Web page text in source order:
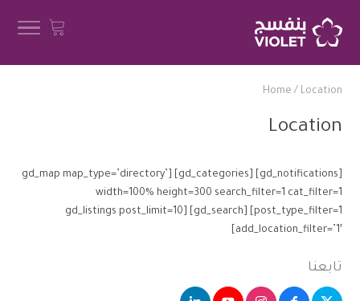
Home / Location
Location
[gd_notifications] [gd_categories] [gd_map map_type=’directory’
width=100% height=300 search_filter=1 cat_filter=1
post_type_filter=1] [gd_search] [gd_listings post_limit=10
add_location_filter=’1′]
تابعنا